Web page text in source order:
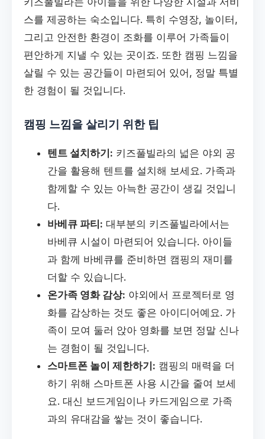
스를 제공하는 숙소입니다. 특히 수영장, 놀이터,
그리고 안전한 환경이 조화를 이루어 가족들이
편안하게 지낼 수 있는 곳이죠. 또한 캠핑 느낌을
살릴 수 있는 공간들이 마련되어 있어, 정말 특별
한 경험이 될 것입니다.
캠핑 느낌을 살리기 위한 팁
텐트 설치하기: 키즈풀빌라의 넓은 야외 공
간을 활용해 텐트를 설치해 보세요. 가족과
함께할 수 있는 아늑한 공간이 생길 것입니
다.
바베큐 파티: 대부분의 키즈풀빌라에서는
바베큐 시설이 마련되어 있습니다. 아이들
과 함께 바베큐를 준비하면 캠핑의 재미를
더할 수 있습니다.
온가족 영화 감상: 야외에서 프로젝터로 영
화를 감상하는 것도 좋은 아이디어예요. 가
족이 모여 둘러 앉아 영화를 보면 정말 신나
는 경험이 될 것입니다.
스마트폰 놀이 제한하기: 캠핑의 매력을 더
하기 위해 스마트폰 사용 시간을 줄여 보세
요. 대신 보드게임이나 카드게임으로 가족
과의 유대감을 쌓는 것이 좋습니다.